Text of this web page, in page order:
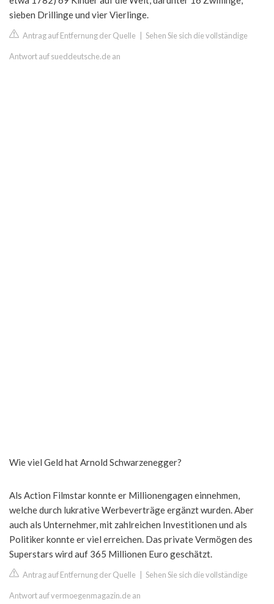
sieben Drillinge und vier Vierlinge.
Antrag auf Entfernung der Quelle Sehen Sie sich die vollständige
Antwort auf sueddeutsche.de an
Wie viel Geld hat Arnold Schwarzenegger?
Als Action Filmstar konnte er Millionengagen einnehmen,
welche durch lukrative Werbeverträge ergänzt wurden. Aber
auch als Unternehmer, mit zahlreichen Investitionen und als
Politiker konnte er viel erreichen. Das private Vermögen des
Superstars wird auf 365 Millionen Euro geschätzt.
Antrag auf Entfernung der Quelle Sehen Sie sich die vollständige
Antwort auf vermoegenmagazin.de an